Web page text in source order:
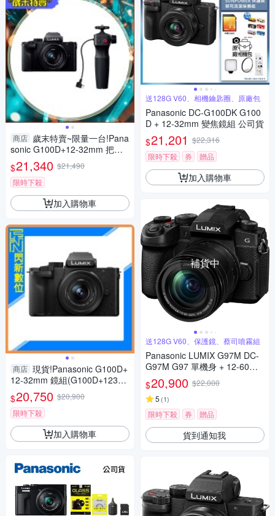
商店 歲末特賣~限量一台!Pana
sonic G100D+12-32mm 把手
組(G100D+1232+SHGR2，公
司貨)
$21,340 $21,490
限時下殺
加入購物車
商店 現貨!Panasonic G100D+
12-32mm 鏡組(G100D+123
2，公司貨)G100
$20,750 $20,900
限時下殺
加入購物車
送128G V60、相機鑰匙圈、原廠包
Panasonic DC-G100DK G100
D + 12-32mm 變焦鏡組 公司貨
$21,201 $22,316
限時下殺
券 贈品
加入購物車
補貨中
送128G V60、保護鏡、蔡司噴霧組
Panasonic LUMIX G97M DC-
G97M G97 單機身 + 12-60mm
變焦鏡組 公司貨
$20,900 $22,000
5 (1)
限時下殺 券 贈品
貨到通知我